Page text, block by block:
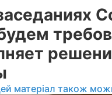
матеріал також